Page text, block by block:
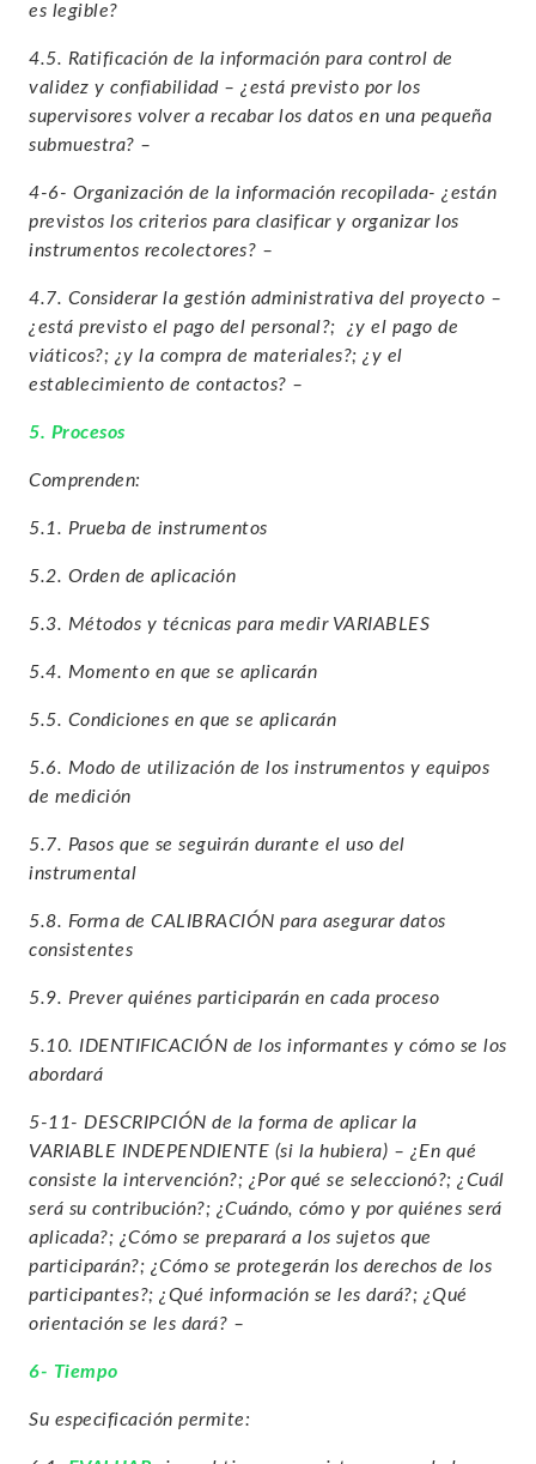
es legible?
4.5. Ratificación de la información para control de
validez y confiabilidad – ¿está previsto por los
supervisores volver a recabar los datos en una pequeña
submuestra? –
4-6- Organización de la información recopilada- ¿están
previstos los criterios para clasificar y organizar los
instrumentos recolectores? –
4.7. Considerar la gestión administrativa del proyecto –
¿está previsto el pago del personal?; ¿y el pago de
viáticos?; ¿y la compra de materiales?; ¿y el
establecimiento de contactos? –
5. Procesos
Comprenden:
5.1. Prueba de instrumentos
5.2. Orden de aplicación
5.3. Métodos y técnicas para medir VARIABLES
5.4. Momento en que se aplicarán
5.5. Condiciones en que se aplicarán
5.6. Modo de utilización de los instrumentos y equipos
de medición
5.7. Pasos que se seguirán durante el uso del
instrumental
5.8. Forma de CALIBRACIÓN para asegurar datos
consistentes
5.9. Prever quiénes participarán en cada proceso
5.10. IDENTIFICACIÓN de los informantes y cómo se los
abordará
5-11- DESCRIPCIÓN de la forma de aplicar la
VARIABLE INDEPENDIENTE (si la hubiera) – ¿En qué
consiste la intervención?; ¿Por qué se seleccionó?; ¿Cuál
será su contribución?; ¿Cuándo, cómo y por quiénes será
aplicada?; ¿Cómo se preparará a los sujetos que
participarán?; ¿Cómo se protegerán los derechos de los
participantes?; ¿Qué información se les dará?; ¿Qué
orientación se les dará? –
6- Tiempo
Su especificación permite: